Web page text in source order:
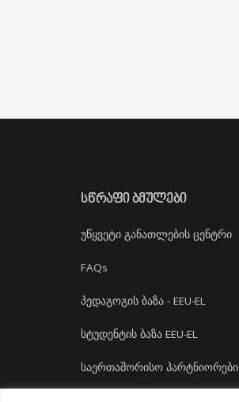
ᲡᲬᲠᲐᲤᲘ ᲑᲛᲣᲚᲔᲑᲘ
უწყვეტი განათლების ცენტრი
FAQs
პედაგოგის ბაზა - EEU-EL
სტუდენტის ბაზა EEU-EL
საერთაშორისო პარტნიორები